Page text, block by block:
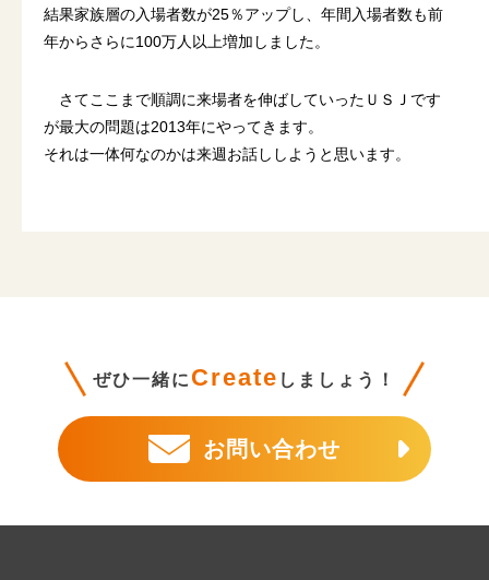
結果家族層の入場者数が25％アップし、年間入場者数も前
年からさらに100万人以上増加しました。
さてここまで順調に来場者を伸ばしていったＵＳＪです
が最大の問題は2013年にやってきます。
それは一体何なのかは来週お話ししようと思います。
ぜひ一緒に Create しましょう！
お問い合わせ